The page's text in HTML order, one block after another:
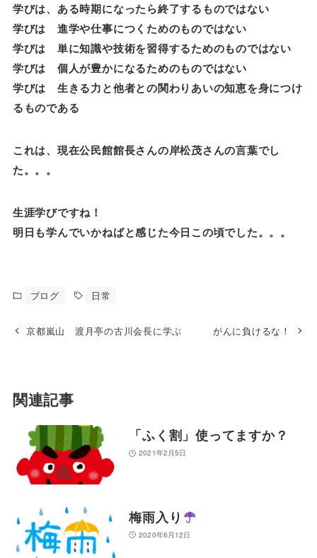
学びは、ある時期になったら終了するものではない
学びは 進学や仕事につくためのものではない
学びは 単に知識や技術を習得するためのものではない
学びは 個人が豊かになるためのものではない
学びは 生きる力と他者との関わりあいの知恵を身につけ
るものである
これは、現在公民館館長さんの岸松茂さんの言葉でし
た。。。
生涯学びですね！
明日も学んでいかねばと感じた今日この頃でした。。。
ブログ 日常
京都嵐山 渡月亭の古川会長に学ぶ がんに負けるな！
関連記事
「ふく割」使ってますか？
2021年2月5日
梅雨入り
2020年6月12日